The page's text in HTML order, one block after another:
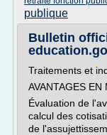
publique
Bulletin
Traitements et
AVANTAGES EN
Évaluation de
calcul des
de